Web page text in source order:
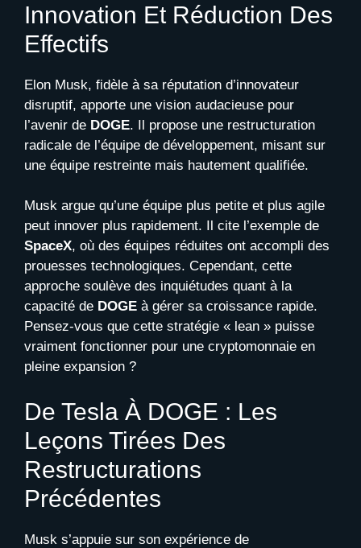
Innovation Et Réduction Des
Effectifs
Elon Musk, fidèle à sa réputation d’innovateur
disruptif, apporte une vision audacieuse pour
l’avenir de DOGE. Il propose une restructuration
radicale de l’équipe de développement, misant sur
une équipe restreinte mais hautement qualifiée.
Musk argue qu’une équipe plus petite et plus agile
peut innover plus rapidement. Il cite l’exemple de
SpaceX, où des équipes réduites ont accompli des
prouesses technologiques. Cependant, cette
approche soulève des inquiétudes quant à la
capacité de DOGE à gérer sa croissance rapide.
Pensez-vous que cette stratégie « lean » puisse
vraiment fonctionner pour une cryptomonnaie en
pleine expansion ?
De Tesla À DOGE : Les
Leçons Tirées Des
Restructurations
Précédentes
Musk s’appuie sur son expérience de